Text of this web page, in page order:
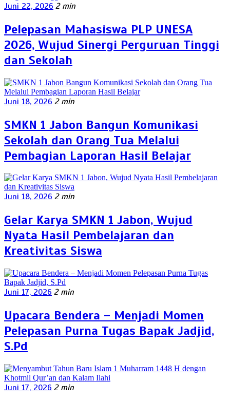
Juni 22, 2026 2 min
Pelepasan Mahasiswa PLP UNESA
2026, Wujud Sinergi Perguruan Tinggi
dan Sekolah
Juni 18, 2026 2 min
SMKN 1 Jabon Bangun Komunikasi
Sekolah dan Orang Tua Melalui
Pembagian Laporan Hasil Belajar
Juni 18, 2026 2 min
Gelar Karya SMKN 1 Jabon, Wujud
Nyata Hasil Pembelajaran dan
Kreativitas Siswa
Juni 17, 2026 2 min
Upacara Bendera – Menjadi Momen
Pelepasan Purna Tugas Bapak Jadjid,
S.Pd
Juni 17, 2026 2 min